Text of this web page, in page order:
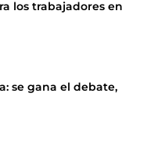
los trabajadores en
se gana el debate,